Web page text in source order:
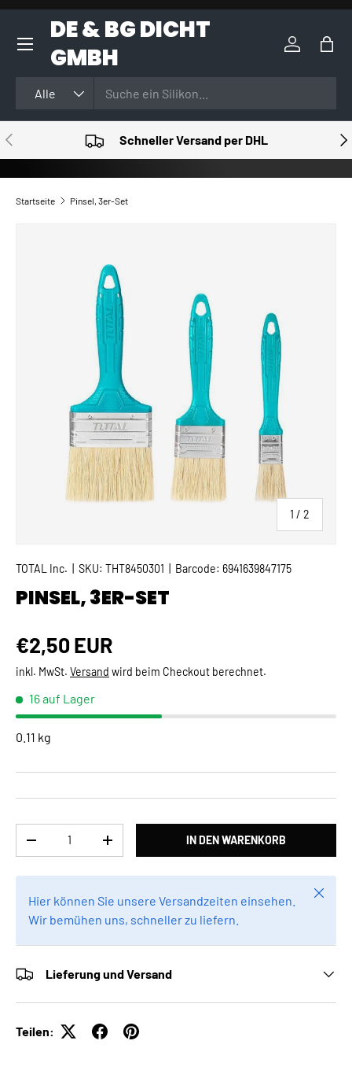
DIREKT ZUM INHALT
DE & BG DICHT
GMBH
Alle
Einloggen
VORHERIGE Schneller Versand per DHL
Startseite Pinsel, 3er-Set
1 / von
2
TOTAL Inc. SKU: THT8450301 Barcode: 6941639847175
PINSEL, 3ER-SET
Normaler Preis
€2,50 EUR
inkl. MwSt. Versand wird beim Checkout berechnet.
16 auf Lager
0.11 kg
MENGE VERRINGERNMENGE ERHÖHENIN DEN WARENKORB
Hier können Sie unsere Versandzeiten einsehen.
Wir bemühen uns, schneller zu liefern.
Lieferung und Versand
Teilen: